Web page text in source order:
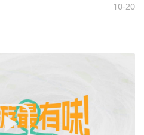
10-20